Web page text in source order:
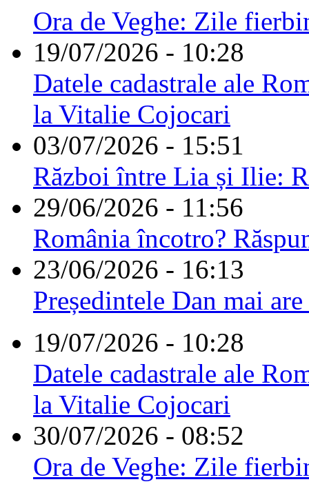
Ora de Veghe: Zile
19/07/2026 - 10:28
Datele cadastrale ale
la Vitalie Cojocari
03/07/2026 - 15:51
Război între Lia și Ilie:
29/06/2026 - 11:56
România încotro?
23/06/2026 - 16:13
Președintele Dan mai
19/07/2026 - 10:28
Datele cadastrale ale
la Vitalie Cojocari
30/07/2026 - 08:52
Ora de Veghe: Zile